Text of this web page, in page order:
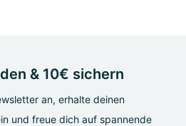
& 10€ sichern
an, erhalte deinen
und freue dich auf spannende